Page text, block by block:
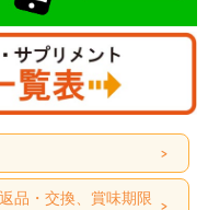
品・交換、賞味期限